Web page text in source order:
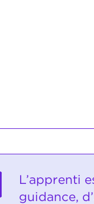
L’apprenti
guidance,